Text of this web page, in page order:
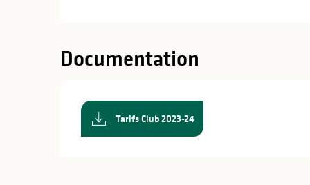
Documentation
Tarifs Club 2023-24